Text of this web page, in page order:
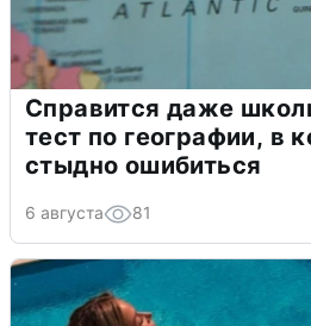
Справится даже
тест по географии, в
стыдно ошибиться
6 августа 81